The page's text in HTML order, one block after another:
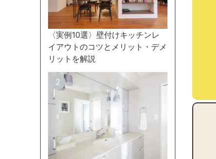
〈実例10選〉壁付けキッチンレ
イアウトのコツとメリット・デメ
リットを解説